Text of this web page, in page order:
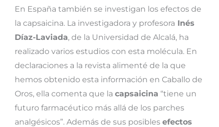
En España también se investigan los efectos de
la capsaicina. La investigadora y profesora Inés
Díaz-Laviada, de la Universidad de Alcalá, ha
realizado varios estudios con esta molécula. En
declaraciones a la revista alimenté de la que
hemos obtenido esta información en Caballo de
Oros, ella comenta que la capsaicina “tiene un
futuro farmacéutico más allá de los parches
analgésicos”. Además de sus posibles efectos